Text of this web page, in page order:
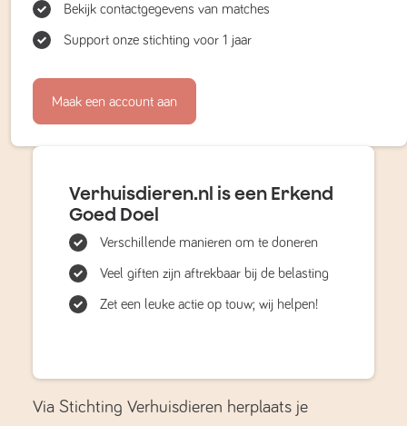
Bekijk contactgegevens van matches
Support onze stichting voor 1 jaar
Maak een account aan
Verhuisdieren.nl is een Erkend
Goed Doel
Verschillende manieren om te doneren
Veel giften zijn aftrekbaar bij de belasting
Zet een leuke actie op touw; wij helpen!
Via Stichting Verhuisdieren herplaats je